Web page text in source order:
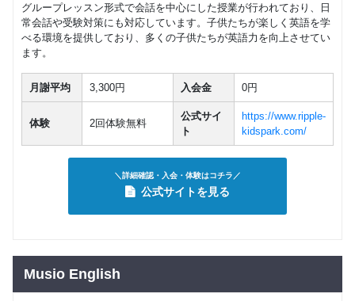
グループレッスン形式で会話を中心にした授業が行われており、日
常会話や受験対策にも対応しています。子供たちが楽しく英語を学
べる環境を提供しており、多くの子供たちが英語力を向上させてい
ます。
月謝平均 3,300円 入会金 0円
体験 2回体験無料
公式サイ
ト
https://www.ripple-
kidspark.com/
＼詳細確認・入会・体験はコチラ／
公式サイトを見る
Musio English